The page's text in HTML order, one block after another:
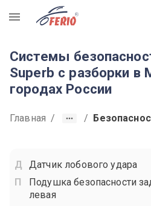
R
Системы
Superb с разборки в
городах России
Главная / /
Датчик лобового удара
Подушка безопасности
левая